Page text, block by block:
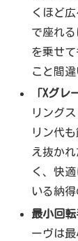
くほど
で座れ
を乗せ
こと間違
「Xグ
リング
リン代
え抜か
く、快
いる納得
最小回
ーヴは